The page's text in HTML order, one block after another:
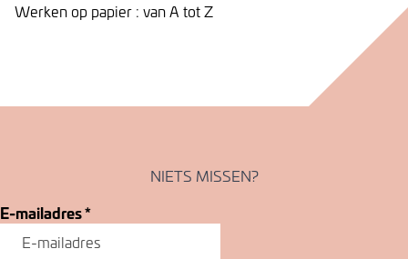
Werken op papier : van A tot Z
NIETS MISSEN?
E-mailadres*